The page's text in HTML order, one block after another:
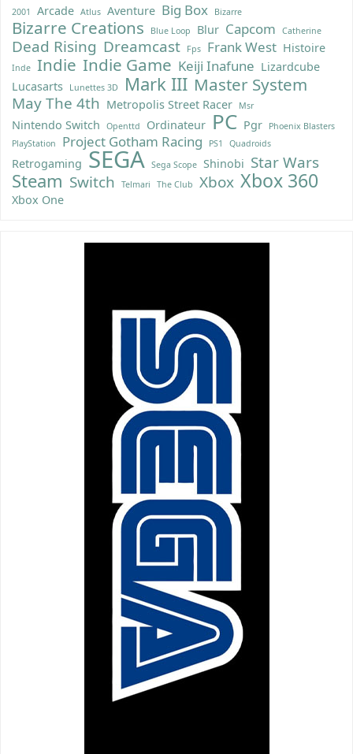
2001 Arcade Atlus Aventure Big Box Bizarre
Bizarre Creations Blue Loop Blur Capcom Catherine
Dead Rising Dreamcast Fps Frank West Histoire
Inde Indie Indie Game Keiji Inafune Lizardcube
Lucasarts
Lunettes 3D Mark III Master System
May The 4th Metropolis Street Racer Msr
Nintendo Switch Openttd Ordinateur PC Pgr
Phoenix Blasters
PlayStation
Project Gotham Racing PS1 Quadroids
Retrogaming SEGA Sega Scope Shinobi Star Wars
Steam Switch Telmari The Club Xbox Xbox 360
Xbox One